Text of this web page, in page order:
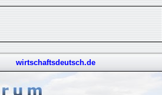
wirtschaftsdeutsch.de